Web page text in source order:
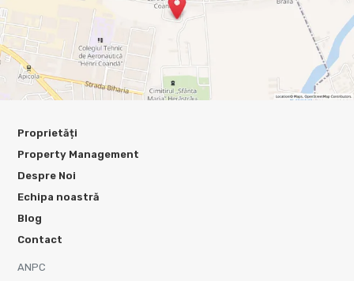
Proprietăți
Property Management
Despre Noi
Echipa noastră
Blog
Contact
ANPC